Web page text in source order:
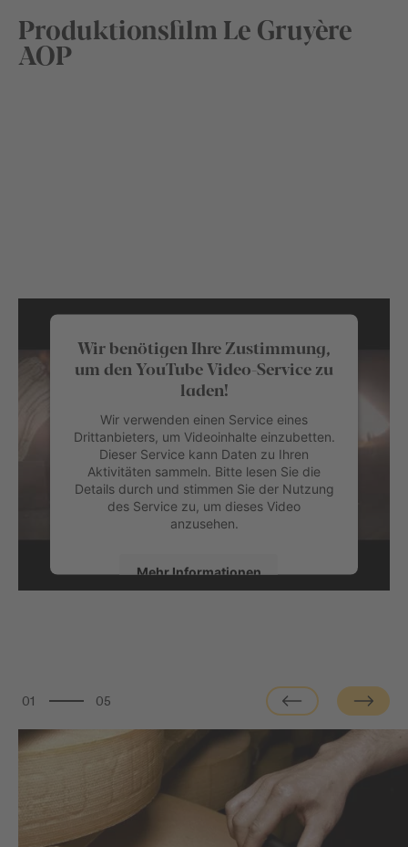
Produktionsfilm Le Gruyère
AOP
Wir benötigen Ihre Zustimmung,
um den YouTube Video-Service zu
laden!
Wir verwenden einen Service eines
Drittanbieters, um Videoinhalte einzubetten.
Dieser Service kann Daten zu Ihren
Aktivitäten sammeln. Bitte lesen Sie die
Details durch und stimmen Sie der Nutzung
des Service zu, um dieses Video
anzusehen.
Mehr Informationen
01 05